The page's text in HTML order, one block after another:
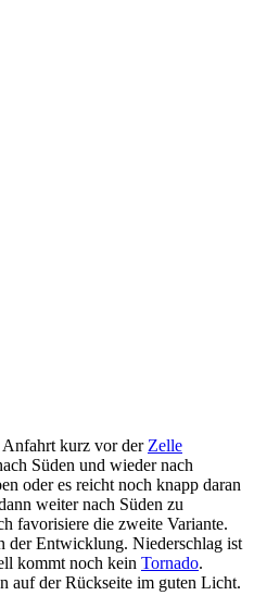
kurz vor der Zelle
Süden und wieder nach
oder es reicht noch knapp daran
weiter nach Süden zu
favorisiere die zweite Variante.
der Entwicklung. Niederschlag ist
kommt noch kein Tornado.
auf der Rückseite im guten Licht.